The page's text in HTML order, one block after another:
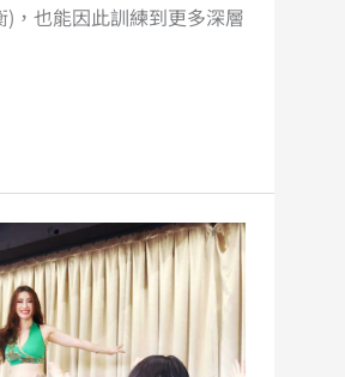
，也能因此訓練到更多深層